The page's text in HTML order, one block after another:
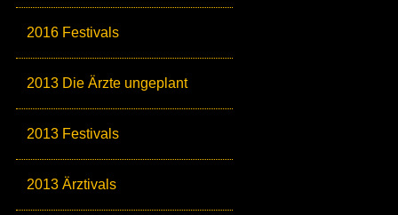
2016 Festivals
2013 Die Ärzte ungeplant
2013 Festivals
2013 Ärztivals